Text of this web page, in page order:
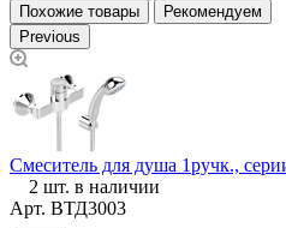
Похожие товары
Рекомендуем
Previous
Смеситель для душа 1ручк.,
2 шт. в наличии
Арт. ВТД3003